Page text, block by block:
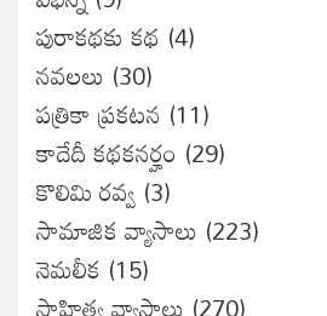
పురాకథకు కథ (4)
నవలలు (30)
పత్రికా ప్రకటన (11)
కాదేదీ కథకనర్హం (29)
కొలిమి రవ్వ (3)
సామాజిక వ్యాసాలు (223)
నెమలీక (15)